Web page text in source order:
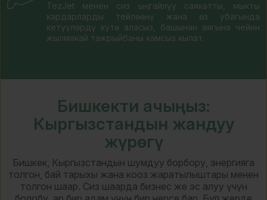
TezJet менен сиз ыңгайлуу саякатты, мыкты
кардарларды тейлөөнү жана өз убагында
кетүүлөрдү күтө аласыз, башынан аягына чейин
жылмакай тажрыйбаны камсыз кылат.
Бишкекти ачыңыз:
Кыргызстандын жандуу
жүрөгү
Бишкек, Кыргызстандын шумдуу борбору, энергияга
толгон, бай тарыхы жана кооз жаратылыштары менен
толгон шаар. Сиз шаарда бизнес же эс алуу үчүн